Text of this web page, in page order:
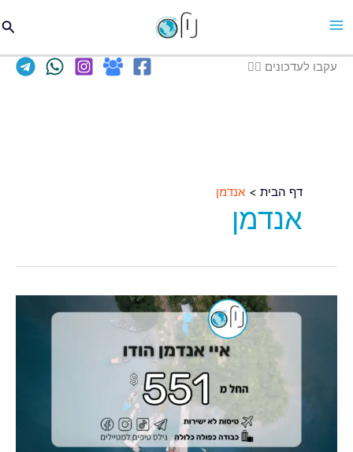
עקבו לעדכונים 👈🏽
דף הבית אנדמן
אנדמן